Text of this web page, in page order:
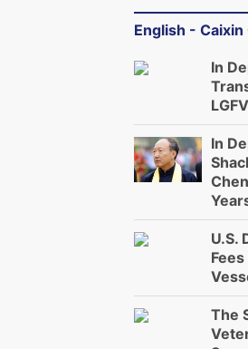
English - Caixin
In
In
U.S.
The